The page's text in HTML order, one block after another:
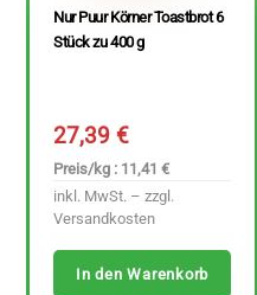
Nur Puur Körner Toastbrot 6
Stück zu 400 g
27,39€
Preis/kg : 11,41 €
inkl. MwSt. – zzgl.
Versandkosten
In den Warenkorb